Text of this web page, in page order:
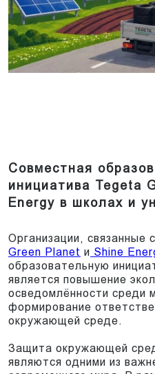
Совместная
инициатива Tegeta
Energy в школах и
Организации, связанные
Green Planet и Shine
образовательную
является повышение
осведомлённости среди
формирование
окружающей среде.
Защита окружающей
являются одними из